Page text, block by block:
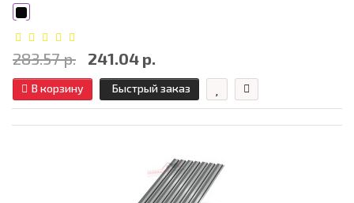
283.57 р. 241.04 р.
В корзину Быстрый заказ